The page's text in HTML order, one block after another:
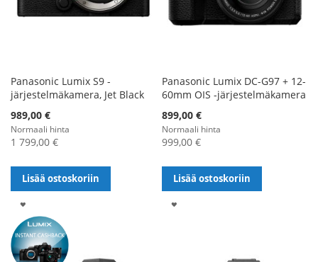
Panasonic Lumix S9 -
järjestelmäkamera, Jet Black
Alennushinta
989,00 €
Normaali hinta
1 799,00 €
Lisää ostoskoriin
TOIVELISTALLE
Panasonic Lumix DC-G97 + 12-
60mm OIS -järjestelmäkamera
Alennushinta
899,00 €
Normaali hinta
999,00 €
Lisää ostoskoriin